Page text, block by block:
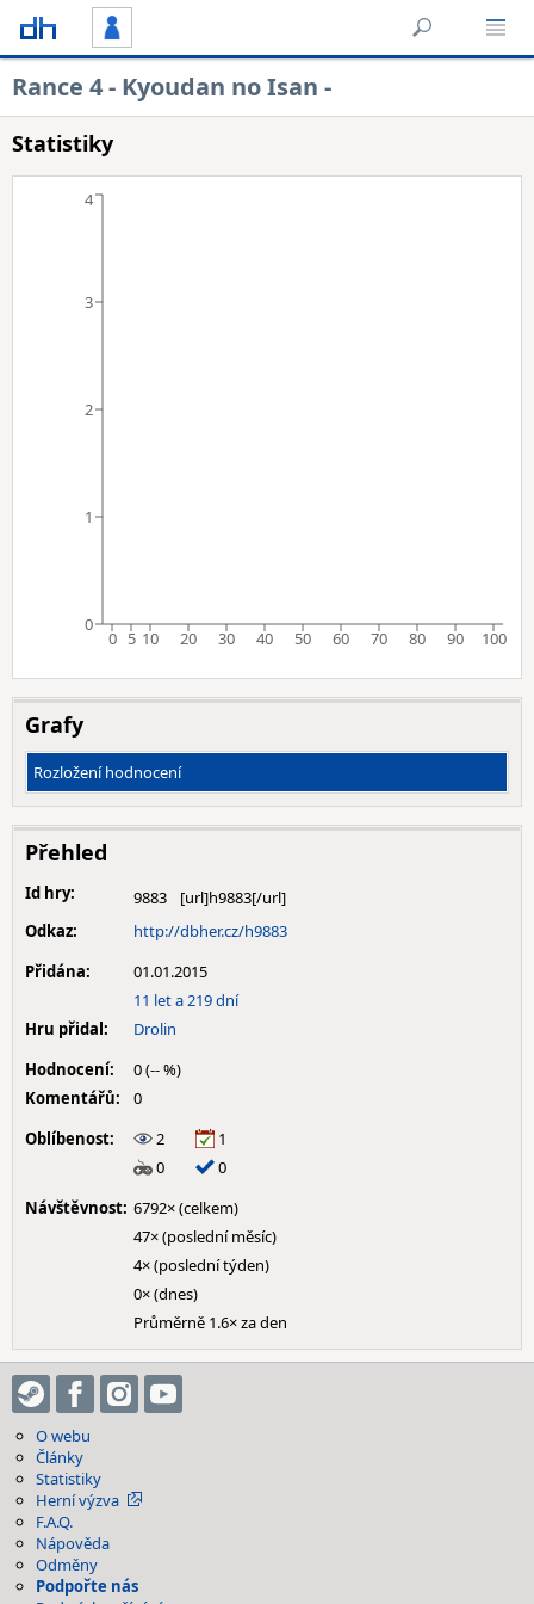
Rance 4 - Kyoudan no Isan -
Statistiky
0 5 10 20 30 40 50 60 70 80 90 100
0
1
2
3
4
Grafy
Rozložení hodnocení
Přehled
Id hry:
9883
Odkaz:
http://dbher.cz/h9883
Přidána:
01.01.2015
11 let a 219 dní
Hru přidal:
Drolin
Hodnocení:
0 (-- %)
Komentářů:
0
Oblíbenost:
2
1
0
0
Návštěvnost: 6792× (celkem)
47× (poslední měsíc)
4× (poslední týden)
0× (dnes)
Průměrně 1.6× za den
O webu
Články
Statistiky
Herní výzva
F.A.Q.
Nápověda
Odměny
Podpořte nás